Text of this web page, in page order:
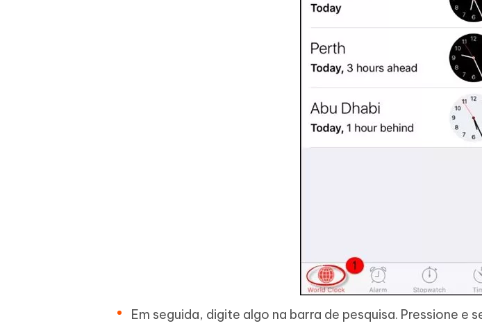
Em seguida, digite algo na barra de pesquisa. Pressione e